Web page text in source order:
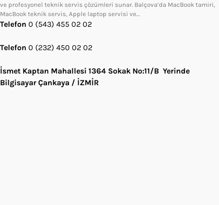
ve profesyonel teknik servis çözümleri sunar. Balçova’da MacBook tamiri,
MacBook teknik servis, Apple laptop servisi ve…
Telefon 0 (543) 455 02 02
Telefon 0 (232) 450 02 02
İsmet Kaptan Mahallesi 1364 Sokak No:11/B Yerinde
Bilgisayar Çankaya / İZMİR